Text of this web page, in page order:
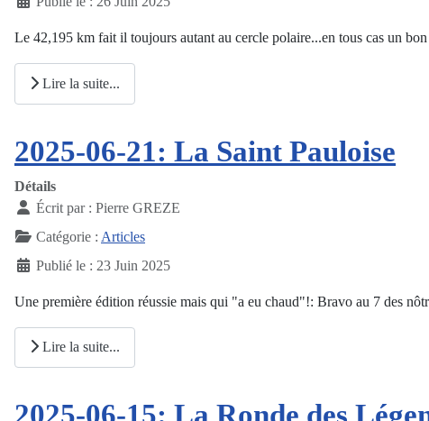
Le 42,195 km fait il toujours autant au cercle polaire...en tous cas un
Lire la suite...
2025-06-21: La Saint Pauloise
Détails
Écrit par : Pierre GREZE
Catégorie : Articles
Publié le : 23 Juin 2025
Une première édition réussie mais qui "a eu chaud"!: Bravo au 7 des
Lire la suite...
2025-06-15: La Ronde des